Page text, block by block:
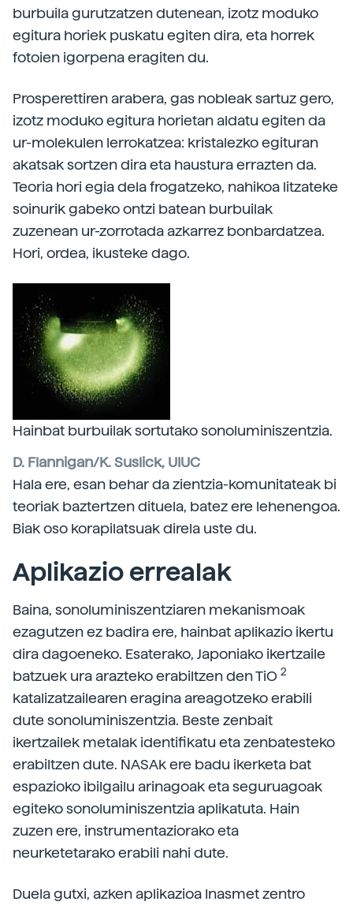
burbuila gurutzatzen dutenean, izotz moduko
egitura horiek puskatu egiten dira, eta horrek
fotoien igorpena eragiten du.
Prosperettiren arabera, gas nobleak sartuz gero,
izotz moduko egitura horietan aldatu egiten da
ur-molekulen lerrokatzea: kristalezko egituran
akatsak sortzen dira eta haustura errazten da.
Teoria hori egia dela frogatzeko, nahikoa litzateke
soinurik gabeko ontzi batean burbuilak
zuzenean ur-zorrotada azkarrez bonbardatzea.
Hori, ordea, ikusteke dago.
Hainbat burbuilak sortutako sonoluminiszentzia.
D. Flannigan/K. Suslick, UIUC
Hala ere, esan behar da zientzia-komunitateak bi
teoriak baztertzen dituela, batez ere lehenengoa.
Biak oso korapilatsuak direla uste du.
Aplikazio errealak
Baina, sonoluminiszentziaren mekanismoak
ezagutzen ez badira ere, hainbat aplikazio ikertu
dira dagoeneko. Esaterako, Japoniako ikertzaile
batzuek ura arazteko erabiltzen den TiO 2
katalizatzailearen eragina areagotzeko erabili
dute sonoluminiszentzia. Beste zenbait
ikertzailek metalak identifikatu eta zenbatesteko
erabiltzen dute. NASAk ere badu ikerketa bat
espazioko ibilgailu arinagoak eta seguruagoak
egiteko sonoluminiszentzia aplikatuta. Hain
zuzen ere, instrumentaziorako eta
neurketetarako erabili nahi dute.
Duela gutxi, azken aplikazioa Inasmet zentro